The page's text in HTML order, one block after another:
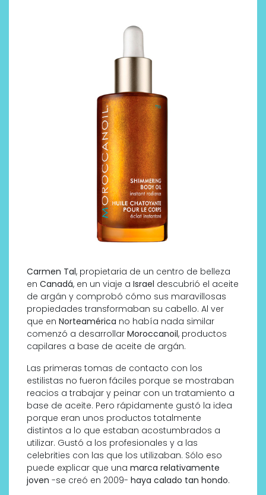
Carmen Tal, propietaria de un centro de belleza
en Canadá, en un viaje a Israel descubrió el aceite
de argán y comprobó cómo sus maravillosas
propiedades transformaban su cabello. Al ver
que en Norteamérica no había nada similar
comenzó a desarrollar Moroccanoil, productos
capilares a base de aceite de argán.
Las primeras tomas de contacto con los
estilistas no fueron fáciles porque se mostraban
reacios a trabajar y peinar con un tratamiento a
base de aceite. Pero rápidamente gustó la idea
porque eran unos productos totalmente
distintos a lo que estaban acostumbrados a
utilizar. Gustó a los profesionales y a las
celebrities con las que los utilizaban. Sólo eso
puede explicar que una marca relativamente
joven -se creó en 2009- haya calado tan hondo.